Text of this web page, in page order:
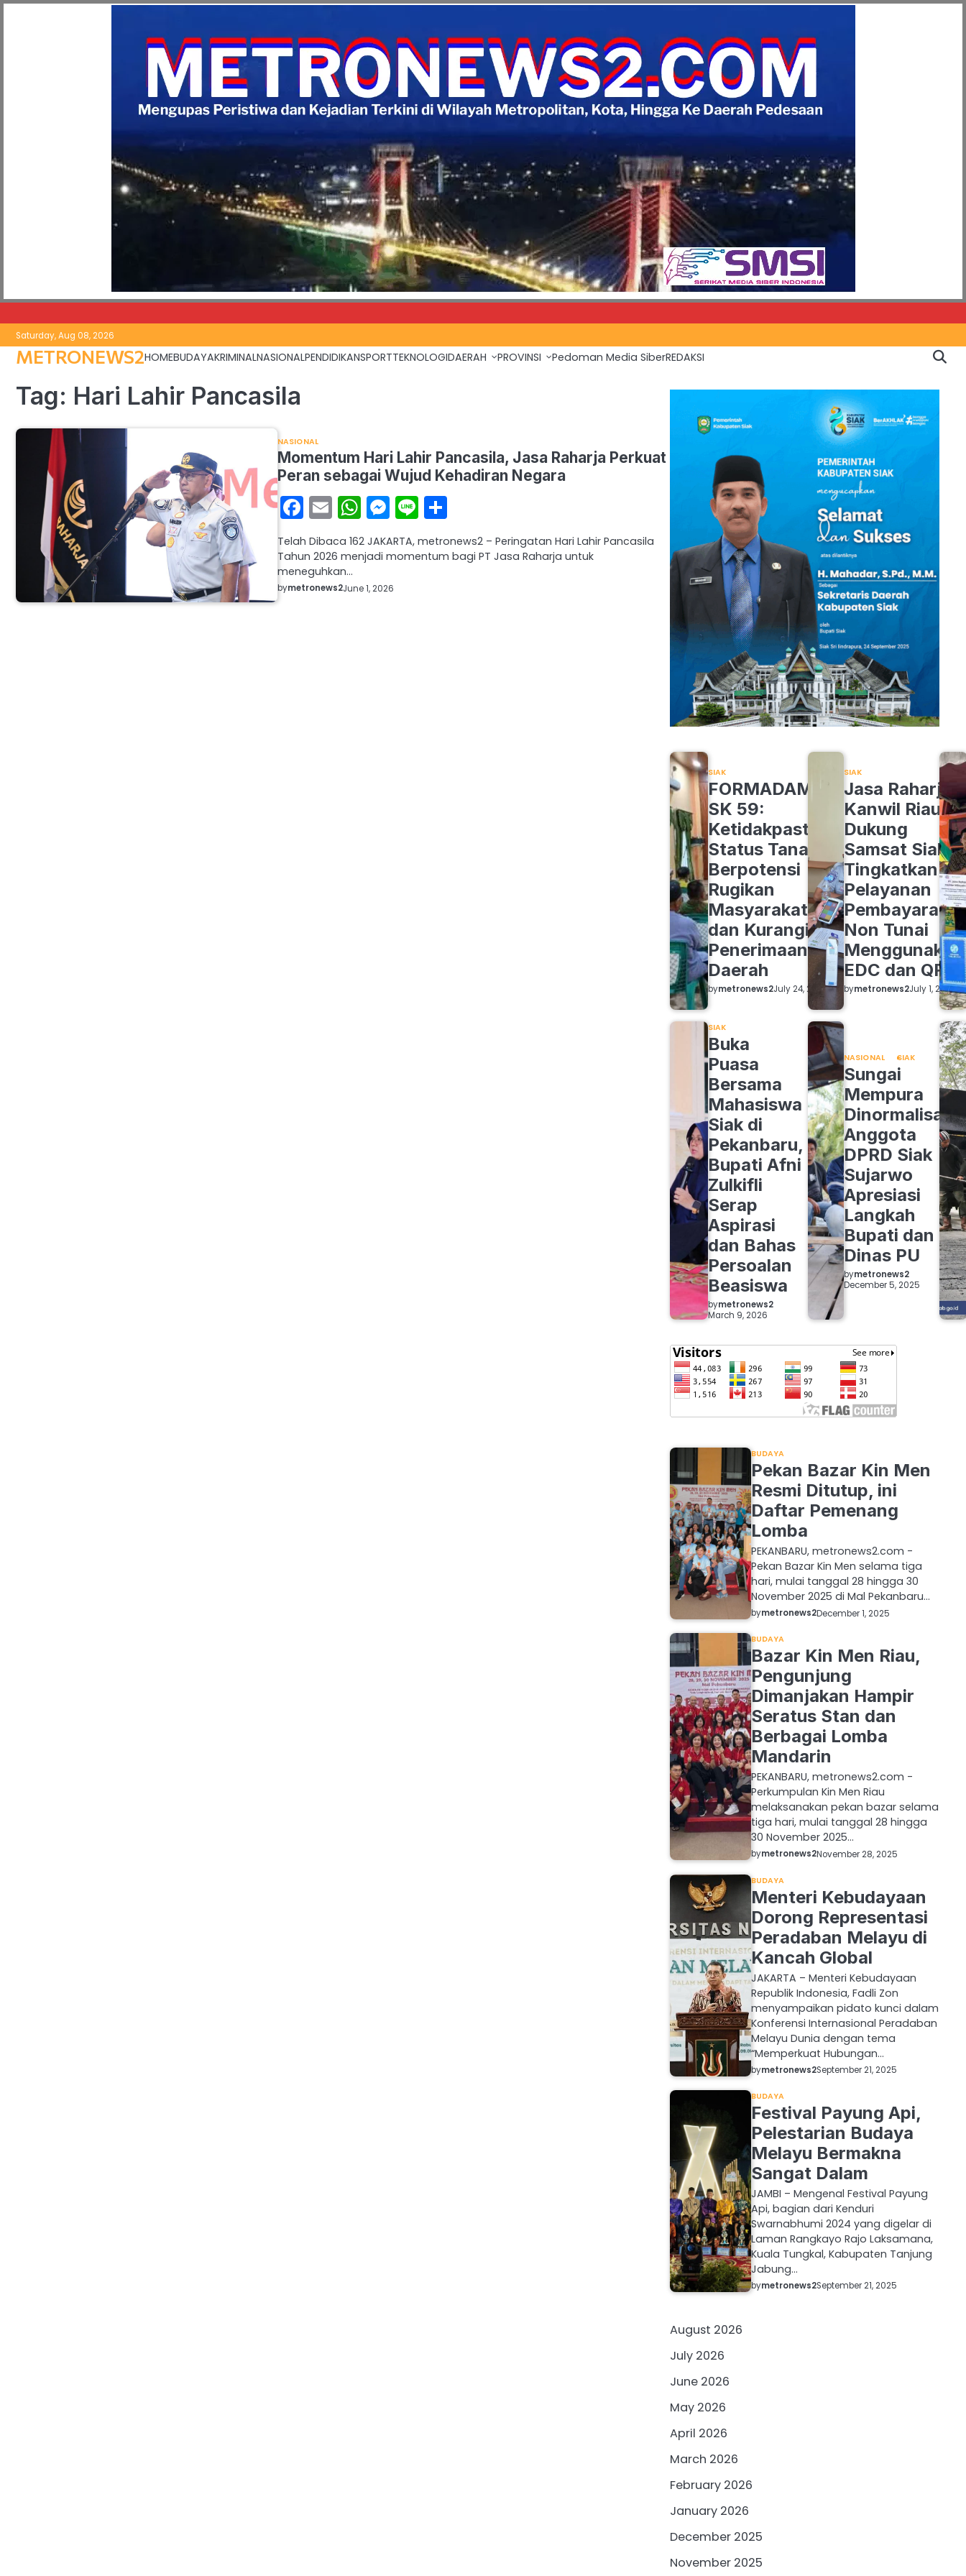
Skip
to
content
Saturday, Aug 08, 2026
METRONEWS2HOMEBUDAYAKRIMINALNASIONALPENDIDIKANSPORTTEKNOLOGIDAERAH PROVINSI Pedoman Media SiberREDAKSI
Tag: Hari Lahir Pancasila
NASIONAL
Momentum Hari Lahir Pancasila, Jasa Raharja Perkuat
Peran sebagai Wujud Kehadiran Negara
Facebook
EmailWhatsApp
Messenger
Line
Telah Dibaca 162 JAKARTA, metronews2 – Peringatan Hari Lahir Pancasila
Tahun 2026 menjadi momentum bagi PT Jasa Raharja untuk
meneguhkan…
bymetronews2June 1, 2026
SIAK
FORMADAM
SK 59:
Ketidakpastian
Status Tanah
Berpotensi
Rugikan
Masyarakat
dan Kurangi
Penerimaan
Daerah
bymetronews2July 24, 2026
SIAK
Jasa Raharja
Kanwil Riau
Dukung
Samsat Siak
Tingkatkan
Pelayanan
Pembayaran
Non Tunai
Menggunakan
EDC dan QRIS
bymetronews2July 1, 2026
SIAK
Buka
Puasa
Bersama
Mahasiswa
Siak di
Pekanbaru,
Bupati Afni
Zulkifli
Serap
Aspirasi
dan Bahas
Persoalan
Beasiswa
bymetronews2
March 9, 2026
NASIONAL SIAK
Sungai
Mempura
Dinormalisasi,
Anggota
DPRD Siak
Sujarwo
Apresiasi
Langkah
Bupati dan
Dinas PU
bymetronews2
December 5, 2025
BUDAYA
Pekan Bazar Kin Men
Resmi Ditutup, ini
Daftar Pemenang
Lomba
PEKANBARU, metronews2.com -
Pekan Bazar Kin Men selama tiga
hari, mulai tanggal 28 hingga 30
November 2025 di Mal Pekanbaru…
bymetronews2December 1, 2025
BUDAYA
Bazar Kin Men Riau,
Pengunjung
Dimanjakan Hampir
Seratus Stan dan
Berbagai Lomba
Mandarin
PEKANBARU, metronews2.com -
Perkumpulan Kin Men Riau
melaksanakan pekan bazar selama
tiga hari, mulai tanggal 28 hingga
30 November 2025…
bymetronews2November 28, 2025
BUDAYA
Menteri Kebudayaan
Dorong Representasi
Peradaban Melayu di
Kancah Global
JAKARTA – Menteri Kebudayaan
Republik Indonesia, Fadli Zon
menyampaikan pidato kunci dalam
Konferensi Internasional Peradaban
Melayu Dunia dengan tema
“Memperkuat Hubungan…
bymetronews2September 21, 2025
BUDAYA
Festival Payung Api,
Pelestarian Budaya
Melayu Bermakna
Sangat Dalam
JAMBI – Mengenal Festival Payung
Api, bagian dari Kenduri
Swarnabhumi 2024 yang digelar di
Laman Rangkayo Rajo Laksamana,
Kuala Tungkal, Kabupaten Tanjung
Jabung…
bymetronews2September 21, 2025
August 2026
July 2026
June 2026
May 2026
April 2026
March 2026
February 2026
January 2026
December 2025
November 2025